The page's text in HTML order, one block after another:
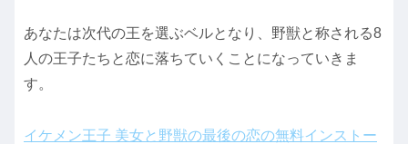
あなたは次代の王を選ぶベルとなり、野獣と称される8
人の王子たちと恋に落ちていくことになっていきま
す。
イケメン王子 美女と野獣の最後の恋の無料インストー